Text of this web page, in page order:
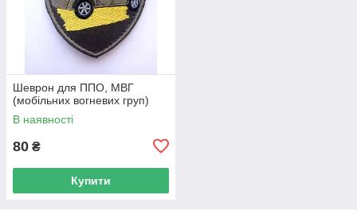
Шеврон для ППО, МВГ
(мобільних вогневих груп)
В наявності
80 ₴
Купити